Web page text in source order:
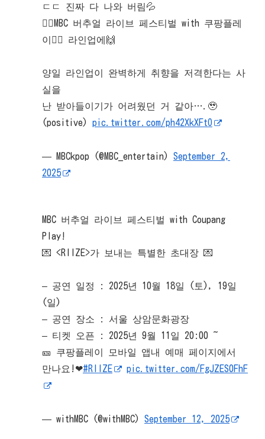
ㄷㄷ 진짜 다 나와 버림💦
❤‍🔥MBC 버추얼 라이브 페스티벌 with 쿠팡플레
이❤‍🔥 라인업에🙌
양일 라인업이 완벽하게 취향을 저격한다는 사
실을
난 받아들이기가 어려웠던 거 같아….🥹
(positive) pic.twitter.com/ph42XkXFtO
— MBCkpop (@MBC_entertain) September 2,
2025
MBC 버추얼 라이브 페스티벌 with Coupang
Play!
💌 <RIIZE>가 보내는 특별한 초대장 💌
– 공연 일정 : 2025년 10월 18일 (토), 19일
(일)
– 공연 장소 : 서울 상암문화광장
– 티켓 오픈 : 2025년 9월 11일 20:00 ~
🎫 쿠팡플레이 모바일 앱내 예매 페이지에서
만나요!❤#RIIZE pic.twitter.com/FgJZES0FhF
— withMBC (@withMBC) September 12, 2025